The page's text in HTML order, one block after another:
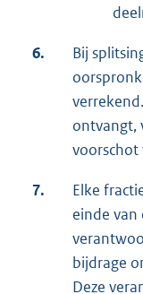
6.
Bij
ontvangt,
voorschot
7.
Elke
einde van
bijdrage
Deze